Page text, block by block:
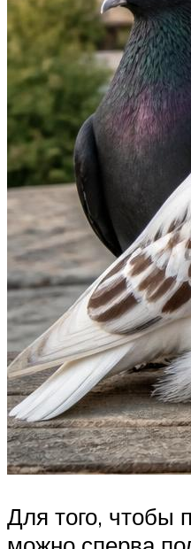
Для того, чтобы